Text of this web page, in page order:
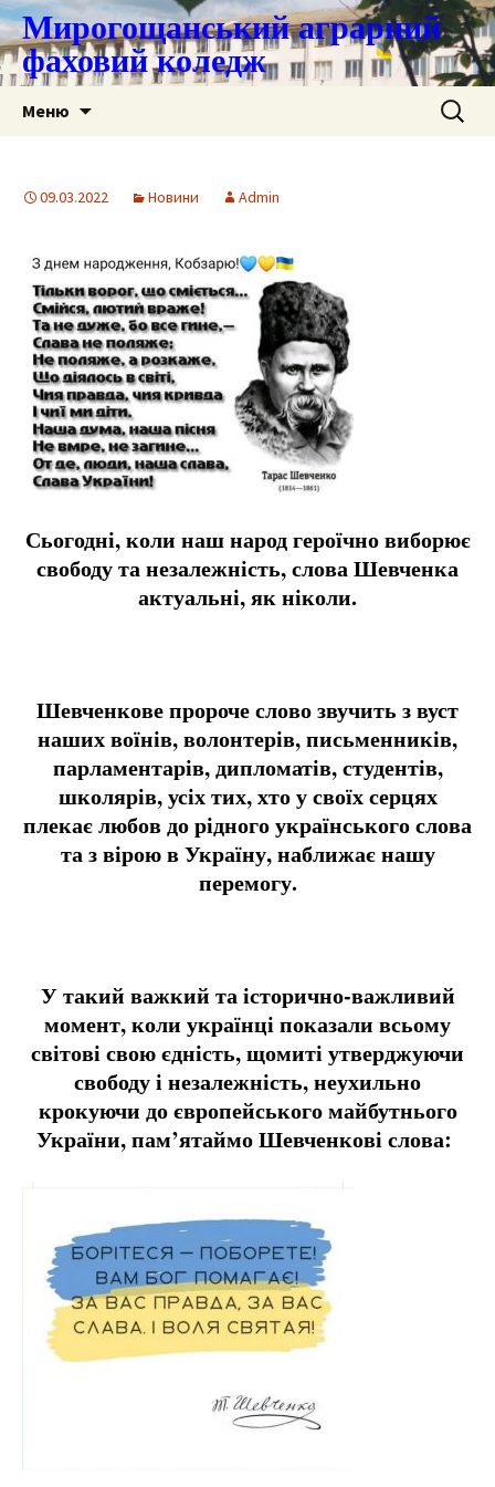
Мирогощанський аграрний
фаховий коледж
Меню Пошук:
09.03.2022 Новини Admin
Сьогодні, коли наш народ героїчно виборює
свободу та незалежність, слова Шевченка
актуальні, як ніколи.
Шевченкове пророче слово звучить з вуст
наших воїнів, волонтерів, письменників,
парламентарів, дипломатів, студентів,
школярів, усіх тих, хто у своїх серцях
плекає любов до рідного українського слова
та з вірою в Україну, наближає нашу
перемогу.
У такий важкий та історично-важливий
момент, коли українці показали всьому
світові свою єдність, щомиті утверджуючи
свободу і незалежність, неухильно
крокуючи до європейського майбутнього
України, пам’ятаймо Шевченкові слова: